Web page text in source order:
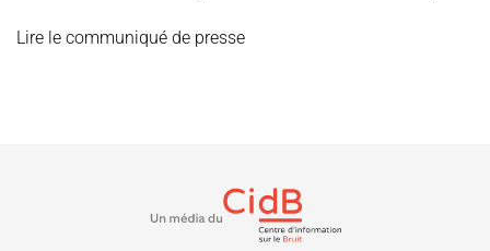
Lire le communiqué de presse